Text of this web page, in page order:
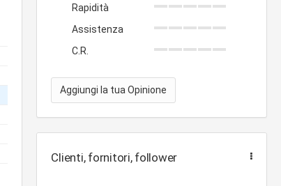
Rapidità
Assistenza
C.R.
Aggiungi la tua Opinione
Clienti, fornitori, follower